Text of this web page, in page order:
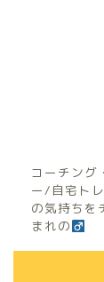
コーチング
ー/自宅ト
の気持ちを
まれの